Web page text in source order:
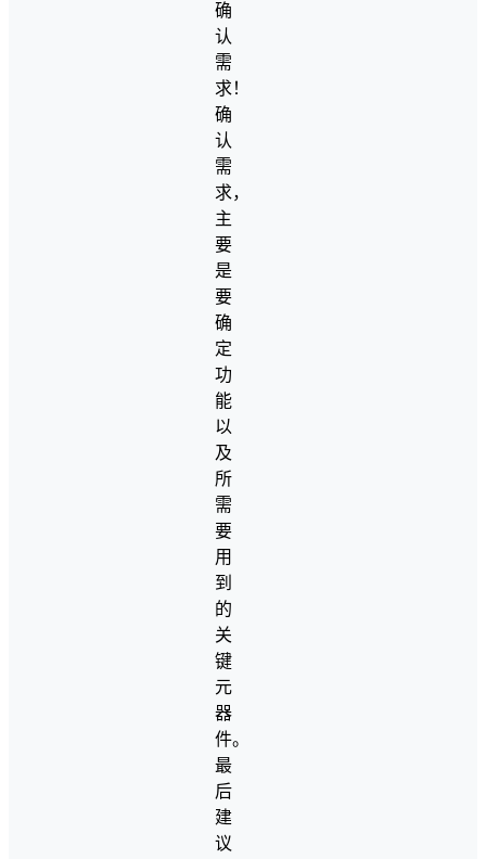
确
认
需
求！
确
认
需
求，
主
要
是
要
确
定
功
能
以
及
所
需
要
用
到
的
关
键
元
器
件。
最
后
建
议